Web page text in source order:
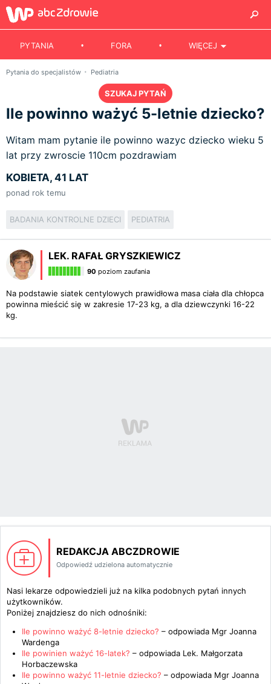
PYTANIA FORA WIĘCEJ
Pytania do specjalistów Pediatria
SZUKAJ PYTAŃ
Ile powinno ważyć 5-letnie dziecko?
Witam mam pytanie ile powinno wazyc dziecko wieku 5
lat przy zwroscie 110cm pozdrawiam
KOBIETA, 41 LAT
ponad rok temu
BADANIA KONTROLNE DZIECI PEDIATRIA
LEK. RAFAŁ GRYSZKIEWICZ
90 poziom zaufania
Na podstawie siatek centylowych prawidłowa masa ciała dla chłopca
powinna mieścić się w zakresie 17-23 kg, a dla dziewczynki 16-22
kg.
REDAKCJA ABCZDROWIE
Odpowiedź udzielona automatycznie
Nasi lekarze odpowiedzieli już na kilka podobnych pytań innych
użytkowników.
Poniżej znajdziesz do nich odnośniki:
Ile powinno ważyć 8-letnie dziecko? – odpowiada Mgr Joanna
Wardenga
Ile powinien ważyć 16-latek? – odpowiada Lek. Małgorzata
Horbaczewska
Ile powinno ważyć 11-letnie dziecko? – odpowiada Mgr Joanna